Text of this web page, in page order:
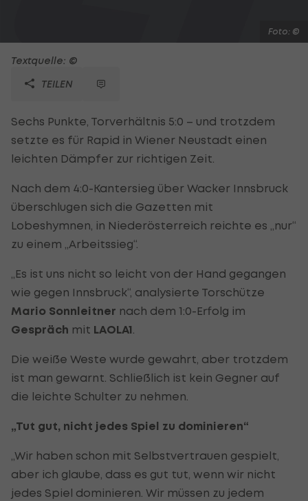
Foto: ©
Textquelle: ©
TEILEN
Sechs Punkte, Torverhältnis 5:0 – und trotzdem
setzte es für Rapid in Wiener Neustadt einen
leichten Dämpfer zur richtigen Zeit.
Nach dem 4:0-Kantersieg über Wacker Innsbruck
überschlugen sich die Gazetten mit
Lobeshymnen, in Niederösterreich reichte es „nur“
zu einem „Arbeitssieg“.
„Es ist uns nicht so leicht von der Hand gegangen
wie gegen Innsbruck“, analysierte Torschütze
Mario Sonnleitner nach dem 1:0-Erfolg im
Gespräch mit LAOLA1
Die weiße Weste wurde gewahrt, aber trotzdem
ist man gewarnt. Schließlich ist kein Gegner auf
die leichte Schulter zu nehmen.
„Tut gut, nicht jedes Spiel zu dominieren“
„Wir haben schon mit Selbstvertrauen gespielt,
aber ich glaube, dass es gut tut, wenn wir nicht
jedes Spiel dominieren. Wir müssen zu jedem